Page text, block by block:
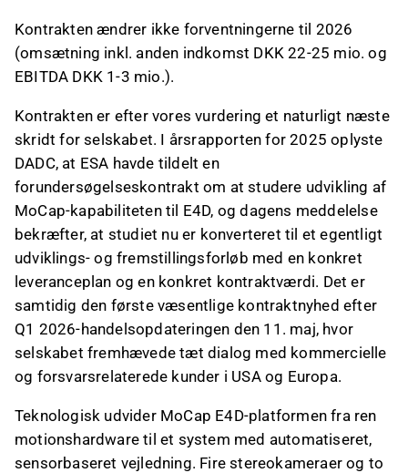
om det på Inderes forum.
Kontrakten ændrer ikke forventningerne til 2026
(omsætning inkl. anden indkomst DKK 22-25 mio. og
EBITDA DKK 1-3 mio.).
Kontrakten er efter vores vurdering et naturligt næste
skridt for selskabet. I årsrapporten for 2025 oplyste
DADC, at ESA havde tildelt en
forundersøgelseskontrakt om at studere udvikling af
MoCap-kapabiliteten til E4D, og dagens meddelelse
bekræfter, at studiet nu er konverteret til et egentligt
udviklings- og fremstillingsforløb med en konkret
leveranceplan og en konkret kontraktværdi. Det er
samtidig den første væsentlige kontraktnyhed efter
Q1 2026-handelsopdateringen den 11. maj, hvor
selskabet fremhævede tæt dialog med kommercielle
og forsvarsrelaterede kunder i USA og Europa.
Teknologisk udvider MoCap E4D-platformen fra ren
motionshardware til et system med automatiseret,
sensorbaseret vejledning. Fire stereokameraer og to